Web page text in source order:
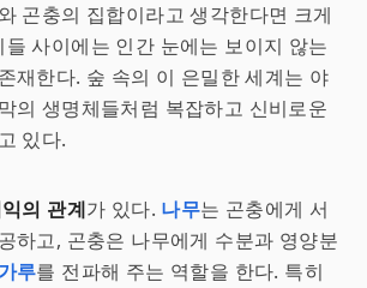
곤충의 집합이라고 생각한다면 크게
사이에는 인간 눈에는 보이지 않는
재한다. 숲 속의 이 은밀한 세계는 야
의 생명체들처럼 복잡하고 신비로운
있다.
의 관계가 있다. 나무는 곤충에게 서
하고, 곤충은 나무에게 수분과 영양분
루를 전파해 주는 역할을 한다. 특히